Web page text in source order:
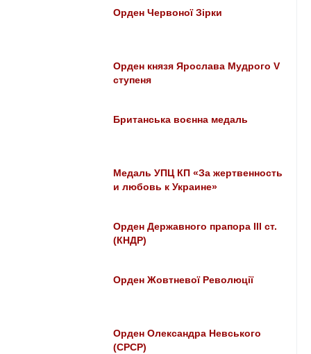
Орден Червоної Зірки
Орден князя Ярослава Мудрого V
ступеня
Британська воєнна медаль
Медаль УПЦ КП «За жертвенность
и любовь к Украине»
Орден Державного прапора III ст.
(КНДР)
Орден Жовтневої Революції
Орден Олександра Невського
(СРСР)